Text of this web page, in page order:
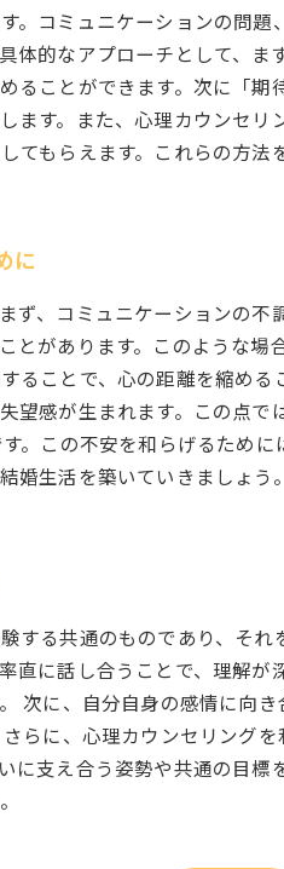
。コミュニケーションの問
体的なアプローチとして、
ることができます。次に「
ます。また、心理カウンセ
もらえます。これらの方法
に
ず、コミュニケーションの
とがあります。このような
ることで、心の距離を縮め
望感が生まれます。この点
。この不安を和らげるため
婚生活を築いていきましょう。
する共通のものであり、そ
直に話し合うことで、理解
次に、自分自身の感情に向
らに、心理カウンセリング
支え合う姿勢や共通の目